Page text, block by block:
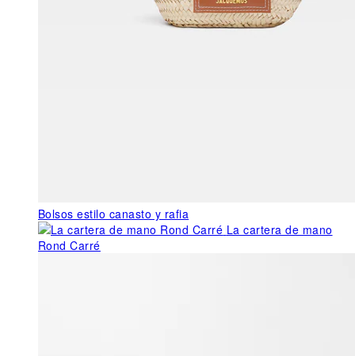
Bolsos estilo canasto y rafia
La cartera de mano
Rond Carré